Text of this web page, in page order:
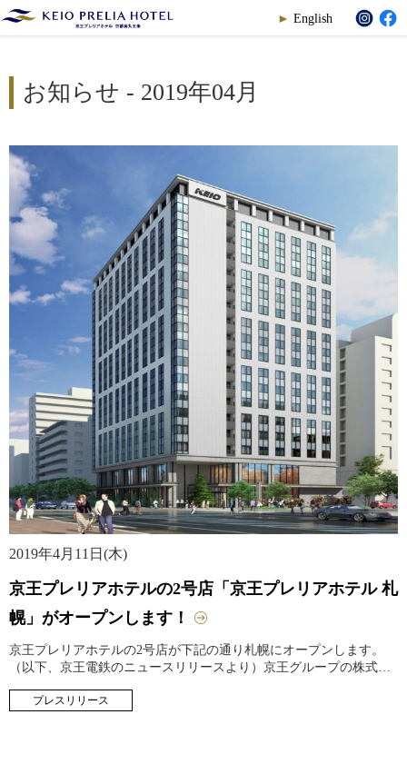
English
お知らせ - 2019年04月
2019年4月11日(木)
京王プレリアホテルの2号店「京王プレリアホテル 札
幌」がオープンします！
京王プレリアホテルの2号店が下記の通り札幌にオープンします。
（以下、京王電鉄のニュースリリースより）京王グループの株式会
良）では、５月２４日（金）に京王グループのホテルとして新しい
プレスリリース